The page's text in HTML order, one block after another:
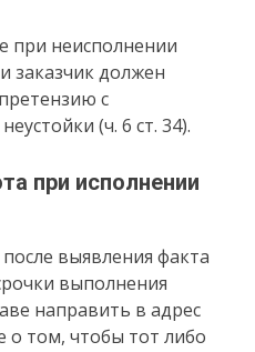
при неисполнении
заказчик должен
с
(ч. 6 ст. 34).
при исполнении
выявления факта
выполнения
направить в адрес
о том, чтобы тот либо